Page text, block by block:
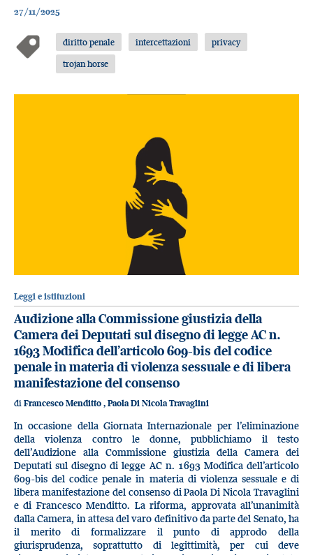
27/11/2025
diritto penale intercettazioni
privacy
trojan horse
Leggi e istituzioni
Audizione alla Commissione giustizia della
Camera dei Deputati sul disegno di legge AC n.
1693 Modifica dell’articolo 609-bis del codice
penale in materia di violenza sessuale e di libera
manifestazione del consenso
di Francesco Menditto , Paola Di Nicola Travaglini
In occasione della Giornata Internazionale per l’eliminazione
della violenza contro le donne, pubblichiamo il testo
dell’Audizione alla Commissione giustizia della Camera dei
Deputati sul disegno di legge AC n. 1693 Modifica dell’articolo
609-bis del codice penale in materia di violenza sessuale e di
libera manifestazione del consenso di Paola Di Nicola Travaglini
e di Francesco Menditto. La riforma, approvata all’unanimità
dalla Camera, in attesa del varo definitivo da parte del Senato, ha
il merito di formalizzare il punto di approdo della
giurisprudenza, soprattutto di legittimità, per cui deve